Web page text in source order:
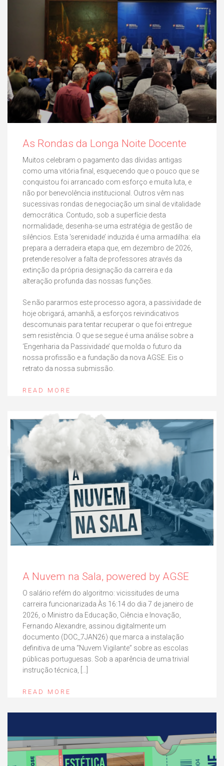
As Rondas da Longa Noite Docente
Muitos celebram o pagamento das dívidas antigas
como uma vitória final, esquecendo que o pouco que se
conquistou foi arrancado com esforço e muita luta, e
não por benevolência institucional. Outros vêm nas
sucessivas rondas de negociação um sinal de vitalidade
democrática. Contudo, sob a superfície desta
normalidade, desenha-se uma estratégia de gestão de
silêncios. Esta ‘serenidade’ induzida é uma armadilha: ela
prepara a derradeira etapa que, em dezembro de 2026,
pretende resolver a falta de professores através da
extinção da própria designação da carreira e da
alteração profunda das nossas funções.
Se não pararmos este processo agora, a passividade de
hoje obrigará, amanhã, a esforços reivindicativos
descomunais para tentar recuperar o que foi entregue
sem resistência. O que se segue é uma análise sobre a
‘Engenharia da Passividade’ que molda o futuro da
nossa profissão e a fundação da nova AGSE. Eis o
retrato da nossa submissão.
READ MORE
A Nuvem na Sala, powered by AGSE
O salário refém do algoritmo: vicissitudes de uma
carreira funcionarizada Às 16:14 do dia 7 de janeiro de
2026, o Ministro da Educação, Ciência e Inovação,
Fernando Alexandre, assinou digitalmente um
documento (DOC_7JAN26) que marca a instalação
definitiva de uma “Nuvem Vigilante” sobre as escolas
públicas portuguesas. Sob a aparência de uma trivial
instrução técnica, […]
READ MORE